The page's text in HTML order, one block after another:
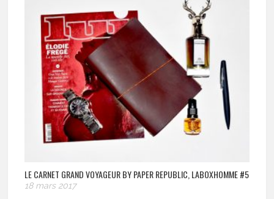
LE CARNET GRAND VOYAGEUR BY PAPER REPUBLIC, LABOXHOMME #5
18 mars 2017